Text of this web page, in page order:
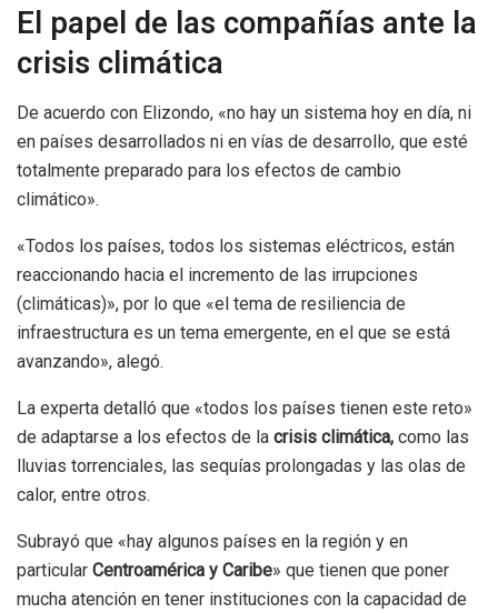
El papel de las compañías ante la
crisis climática
De acuerdo con Elizondo, «no hay un sistema hoy en día, ni
en países desarrollados ni en vías de desarrollo, que esté
totalmente preparado para los efectos de cambio
climático».
«Todos los países, todos los sistemas eléctricos, están
reaccionando hacia el incremento de las irrupciones
(climáticas)», por lo que «el tema de resiliencia de
infraestructura es un tema emergente, en el que se está
avanzando», alegó.
La experta detalló que «todos los países tienen este reto»
de adaptarse a los efectos de la crisis climática, como las
lluvias torrenciales, las sequías prolongadas y las olas de
calor, entre otros.
Subrayó que «hay algunos países en la región y en
particular Centroamérica y Caribe» que tienen que poner
mucha atención en tener instituciones con la capacidad de